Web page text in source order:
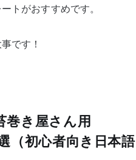
トがおすすめです。
です！
巻き屋さん用
（初心者向き日本語